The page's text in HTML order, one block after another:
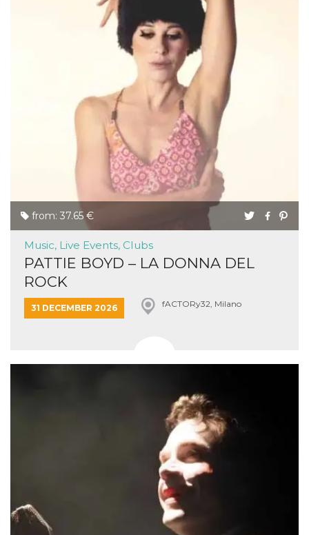
from: 37.65 €
Music, Live Events, Clubs
PATTIE BOYD – LA DONNA DEL
ROCK
31 DECEMBER 2026 fACTORy32, Milano